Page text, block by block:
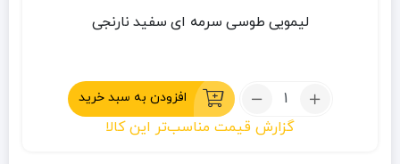
لیمویی طوسی سرمه ای سفید نارنجی
تعداد:
1.06
افزودن به سبد خرید
گزارش قیمت مناسب‌تر این کالا